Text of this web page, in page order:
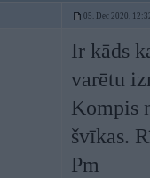
05. Dec 2020,
Ir kāds
varētu
Kompis
švīkas.
Pm